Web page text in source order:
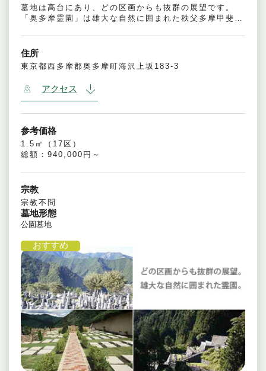
墓地は高台にあり、どの区画からも抜群の展望です。
「奥多摩霊園」は雄大な自然に囲まれた秩父多摩甲斐国立公園内に位置し、「一般墓地」「芝生墓地」「Withペット」「永代供養墓」とお客様の要望に合わせた...
住所
東京都西多摩郡奥多摩町海沢上坂183-3
アクセス
参考価格
1.5㎡（17区）
総額：940,000円～
宗教
宗教不問
墓地形態
公園墓地